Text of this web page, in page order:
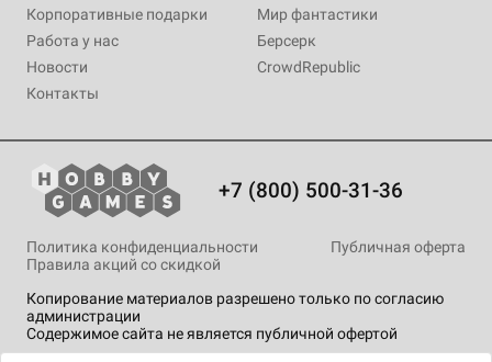
Корпоративные подарки
Работа у нас
Новости
Контакты
Мир фантастики
Берсерк
CrowdRepublic
+7 (800) 500-31-36
Копирование материалов разрешено только по согласию
администрации
Содержимое сайта не является публичной офертой
Политика конфиденциальности
Публичная оферта
Правила акций со скидкой